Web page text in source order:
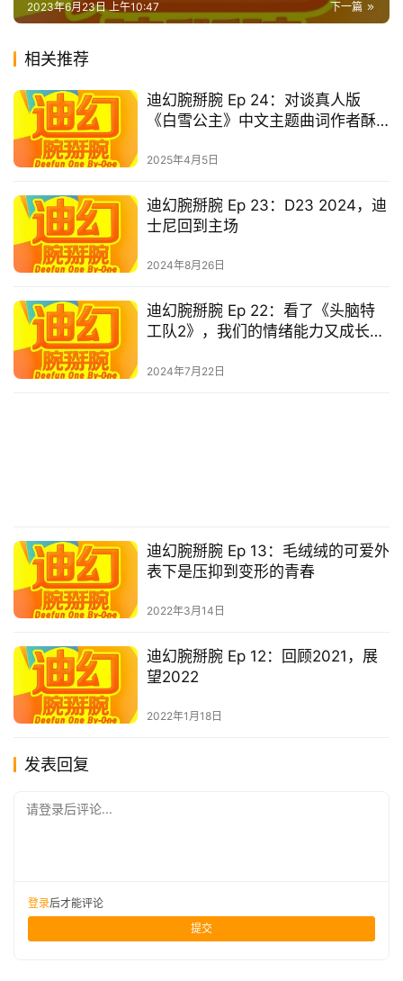
下一篇
2023年6月23日 上午10:47
相关推荐
迪幻腕掰腕 Ep 24：对谈真人版
《白雪公主》中文主题曲词作者酥
2025年4月5日
迪幻腕掰腕 Ep 23：D23 2024，迪
士尼回到主场
2024年8月26日
迪幻腕掰腕 Ep 22：看了《头脑特
工队2》，我们的情绪能力又成长了
2024年7月22日
迪幻腕掰腕 Ep 13：毛绒绒的可爱外
表下是压抑到变形的青春
2022年3月14日
迪幻腕掰腕 Ep 12：回顾2021，展
望2022
2022年1月18日
发表回复
请登录后评论...
登录后才能评论
提交